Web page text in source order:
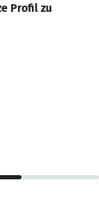
Profil zu